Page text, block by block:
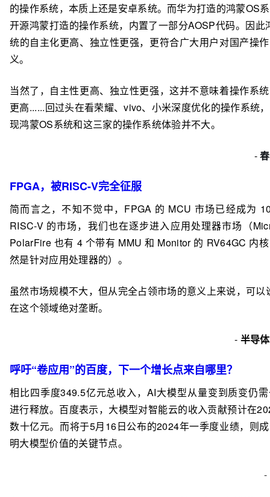
的操作系统，本质上还是安卓系统。而华为打造的鸿蒙OS
开源鸿蒙打造的操作系统，内置了一部分AOSP代码。因此
统的自主化更高、独立性更强，更符合广大用户对国产操
义。
当然了，自主性更高、独立性更强，这并不意味着操作系
更高......回过头在看荣耀、vivo、小米深度优化的操作系统
现鸿蒙OS系统和这三家的操作系统体验并不大。
-
FPGA，被RISC-V完全征服
简而言之，不知不觉中，FPGA 的 MCU 市场已经成为
RISC-V 的市场，我们也在逐步进入应用处理器市场（
PolarFire 也有 4 个带有 MMU 和 Monitor 的 RV64GC 内
然是针对应用处理器的）。
虽然市场规模不大，但从完全占领市场的意义上来说，可以
在这个领域绝对垄断。
- 半导
呼吁“卷应用”的百度，下一个增长点来自哪里？
相比四季度349.5亿元总收入，AI大模型从量变到质变仍
进行释放。百度表示，大模型对智能云的收入贡献预计在
数十亿元。而将于5月16日公布的2024年一季度业绩，则
明大模型价值的关键节点。
-